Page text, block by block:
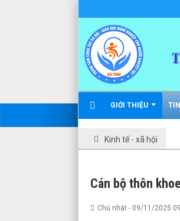
GIỚI THIỆU
Kinh tế - xã hội
Cán bộ thôn
Chủ nhật - 09/11/2025